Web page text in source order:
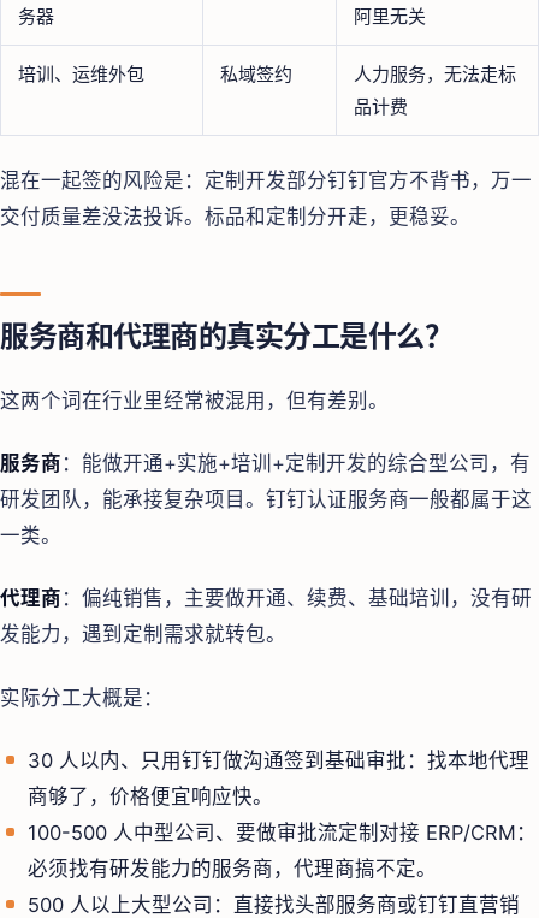
务器
阿里无关
培训、运维外包 私域签约
人力服务，无法走标
品计费
混在一起签的风险是：定制开发部分钉钉官方不背书，万一
交付质量差没法投诉。标品和定制分开走，更稳妥。
服务商和代理商的真实分工是什么？
这两个词在行业里经常被混用，但有差别。
服务商 ：能做开通+实施+培训+定制开发的综合型公司，有
研发团队，能承接复杂项目。钉钉认证服务商一般都属于这
一类。
代理商 ：偏纯销售，主要做开通、续费、基础培训，没有研
发能力，遇到定制需求就转包。
实际分工大概是：
30 人以内、只用钉钉做沟通签到基础审批：找本地代理
商够了，价格便宜响应快。
100-500 人中型公司、要做审批流定制对接 ERP/CRM：
必须找有研发能力的服务商，代理商搞不定。
500 人以上大型公司：直接找头部服务商或钉钉直营销